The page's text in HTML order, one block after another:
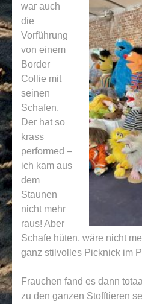
war auch
die
Vorführung
von einem
Border
Collie mit
seinen
Schafen.
Der hat so
krass
performed –
ich kam aus
dem
Staunen
nicht mehr
raus! Aber
Schafe hüten, wäre nicht
ganz stilvolles Picknick im
Frauchen fand es dann
zu den ganzen Stofftieren